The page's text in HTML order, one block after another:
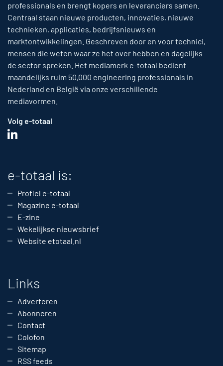
professionals en brengt kopers en leveranciers samen.
Centraal staan nieuwe producten, innovaties, nieuwe
technieken, applicaties, bedrijfsnieuws en
marktontwikkelingen. Geschreven door en voor technici,
mensen die weten waar ze het over hebben en dagelijks
de sector spreken. Het mediamerk e-totaal bedient
maandelijks ruim 50,000 engineering professionals in
Nederland en België via onze verschillende
mediavormen.
Volg e-totaal
e-totaal is:
Profiel e-totaal
Magazine e-totaal
E-zine
Wekelijkse nieuwsbrief
Website etotaal.nl
Links
Adverteren
Abonneren
Contact
Colofon
Sitemap
RSS feeds